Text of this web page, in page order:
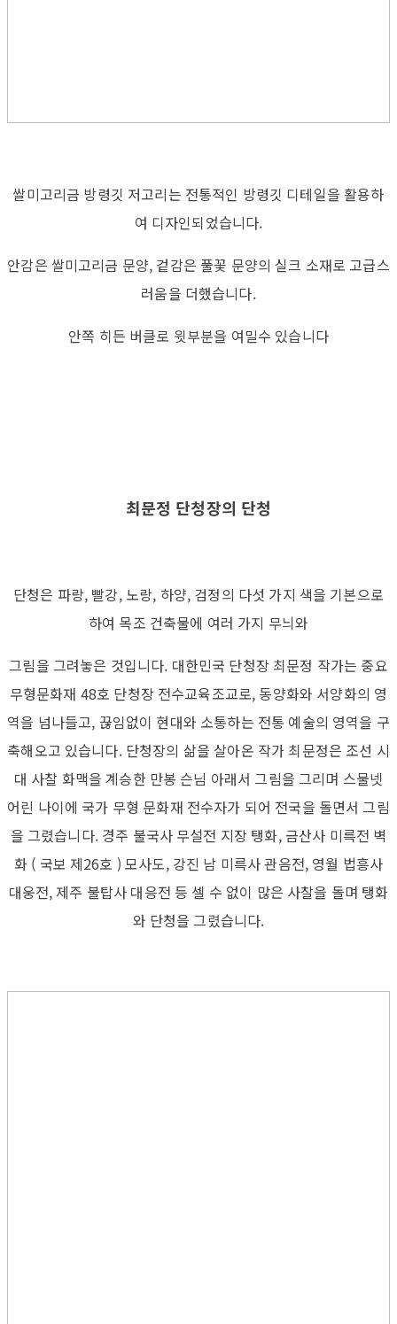
쌀미고리금 방령깃 저고리는 전통적인 방령깃 디테일을 활용하
여 디자인되었습니다.
안감은 쌀미고리금 문양, 겉감은 풀꽃 문양의 실크 소재로 고급스
러움을 더했습니다.
안쪽 히든 버클로 윗부분을 여밀수 있습니다
최문정 단청장의 단청
단청은 파랑, 빨강, 노랑, 하양, 검정의 다섯 가지 색을 기본으로
하여 목조 건축물에 여러 가지 무늬와
그림을 그려놓은 것입니다. 대한민국 단청장 최문정 작가는 중요
무형문화재 48호 단청장 전수교육조교로, 동양화와 서양화의 영
역을 넘나들고, 끊임없이 현대와 소통하는 전통 예술의 영역을 구
축해오고 있습니다. 단청장의 삶을 살아온 작가 최문정은 조선 시
대 사찰 화맥을 계승한 만봉 슨님 아래서 그림을 그리며 스물넷
어린 나이에 국가 무형 문화재 전수자가 되어 전국을 돌면서 그림
을 그렸습니다. 경주 불국사 무설전 지장 탱화, 금산사 미륵전 벽
화 ( 국보 제26호 ) 모사도, 강진 남 미륵사 관음전, 영월 법흥사
대웅전, 제주 불탑사 대응전 등 셀 수 없이 많은 사찰을 돌며 탱화
와 단청을 그렸습니다.